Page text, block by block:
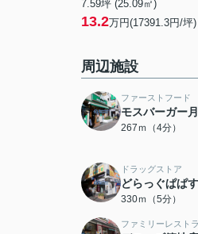
7.59坪 (25.09㎡)
13.2万円(17391.3円/坪)
周辺施設
ファーストフード
モスバーガー
267ｍ（4分）
ドラッグストア
どらっぐぱぱ
330ｍ（5分）
ファミリーレスト